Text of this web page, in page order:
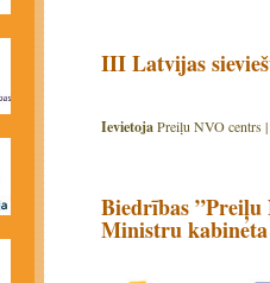
III Latvijas
IevietojaPreiļu NVO centrs |
Biedrības ”Preiļu
Ministru